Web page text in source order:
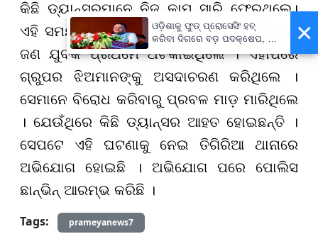
କିଛି ଡ୍ୟାନ୍ସରମାନେ ନିଜ କାମ ସାରି ଫେରୁଥିଲେ।
ଏହି ସମୟରେ ଡ୍ୟାନ୍ସରଙ୍କ ଗ୍ରୁପ ଗାଡ଼ିକୁ ୬ରୁ ୭
ଜଣ ଯୁବକ ପ୍ରଥମେ ଅଟକାଇଥିଲେ । ଏହାପରେ
ଗ୍ରୁପର ଝିଅମାନଙ୍କୁ ଅସଦାଚରଣ କରିଥିଲେ ।
ସେମାନେ ବିରୋଧ କରିବାରୁ ପ୍ରବଳ ମାଡ଼ ମାରିଥିଲେ
। ଯେଉଁଥିରେ କିଛି ଡ୍ୟାନ୍ସର ଆହତ ହୋଇଛନ୍ତି ।
ସେପଟେ ଏହି ଘଟଣାକୁ ନେଇ ତିଗିରିଆ ଥାନାରେ
ଅଭିଯୋଗ ହୋଇଛି । ଅଭିଯୋଗ ପରେ ପୋଲିସ
ଛାନ୍‌ଭିନ୍‌ ଆରମ୍ଭ କରିଛି ।
Tags:
prameyanews7
×
ଓଡ଼ିଶାକୁ ଫୁଡ୍ ପ୍ରୋସେସିଂ ହବ୍
କରିବା ଦିଗରେ ବଡ଼ ପଦକ୍ଷେପ, ୪୨
ହଜାରରୁ ଅଧିକ ନିଯୁକ୍ତି ସୁଯୋଗ